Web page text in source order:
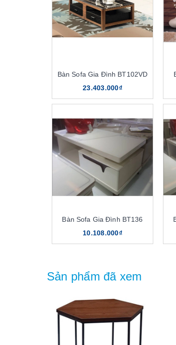
Bàn Sofa Gia Đình BT102VD
23.403.000₫
Bàn Sofa Gia Đình BT136
10.108.000₫
Sản phẩm đã xem